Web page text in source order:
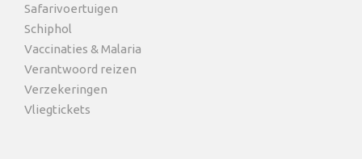
Safarivoertuigen
Schiphol
Vaccinaties & Malaria
Verantwoord reizen
Verzekeringen
Vliegtickets